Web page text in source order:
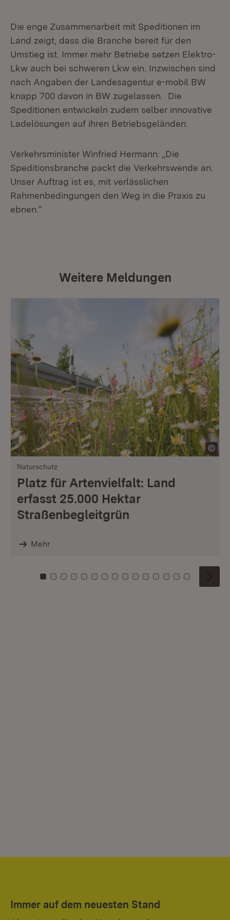
Die enge Zusammenarbeit mit Speditionen im
Land zeigt, dass die Branche bereit für den
Umstieg ist. Immer mehr Betriebe setzen Elektro-
Lkw auch bei schweren Lkw ein. Inzwischen sind
nach Angaben der Landesagentur e-mobil BW
knapp 700 davon in BW zugelassen. Die
Speditionen entwickeln zudem selber innovative
Ladelösungen auf ihren Betriebsgeländen.
Verkehrsminister Winfried Hermann: „Die
Speditionsbranche packt die Verkehrswende an.
Unser Auftrag ist es, mit verlässlichen
Rahmenbedingungen den Weg in die Praxis zu
ebnen.“
Weitere Meldungen
Naturschutz
Platz für Artenvielfalt: Land
erfasst 25.000 Hektar
Straßenbegleitgrün
Mehr
Zu Kachel: 0
Zu Kachel: 1
Zu Kachel: 2
Zu Kachel: 3
Zu Kachel: 4
Zu Kachel: 5
Zu Kachel: 6
Zu Kachel: 7
Zu Kachel: 8
Zu Kachel: 9
Zu Kachel: 10
Zu Kachel: 11
Zu Kachel: 12
Zu Kachel:
Zu
Immer auf dem neuesten Stand